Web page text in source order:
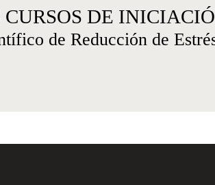
CURSOS DE
de Reducción de